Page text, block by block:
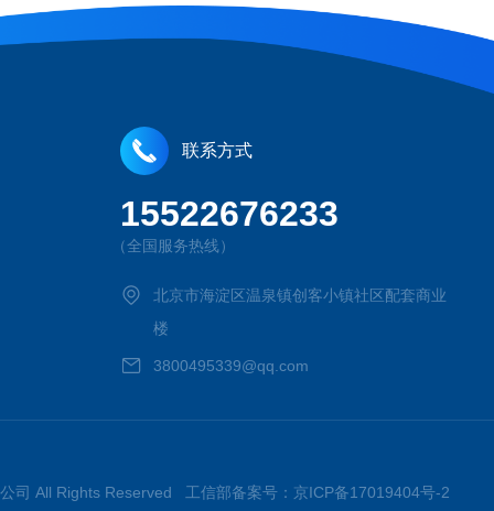
联系方式
15522676233
（全国服务热线）
北京市海淀区温泉镇创客小镇社区配套商业
楼
3800495339@qq.com
司 All Rights Reserved 工信部备案号： 京ICP备17019404号-2